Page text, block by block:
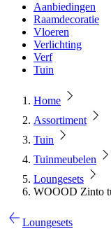
Aanbiedingen
Raamdecoratie
Vloeren
Verlichting
Verf
Tuin
Home
Assortiment
Tuin
Tuinmeubelen
Loungesets
WOOOD Zinto
Loungesets